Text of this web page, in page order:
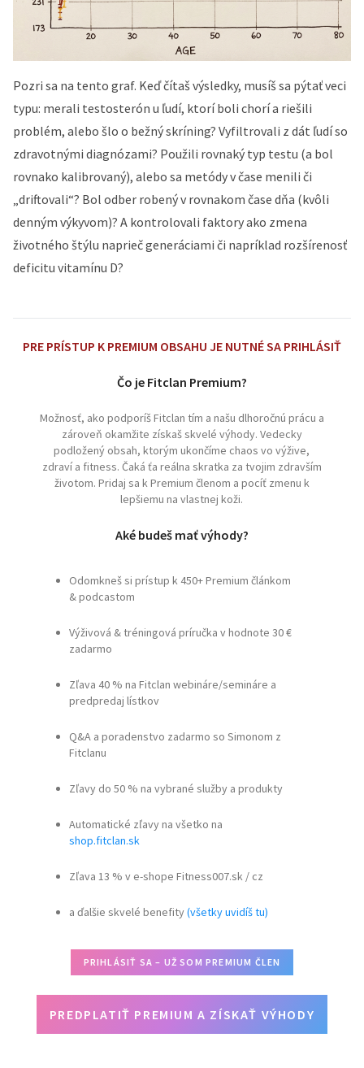
Pozri sa na tento graf. Keď čítaš výsledky, musíš sa pýtať veci
typu: merali testosterón u ľudí, ktorí boli chorí a riešili
problém, alebo šlo o bežný skríning? Vyfiltrovali z dát ľudí so
zdravotnými diagnózami? Použili rovnaký typ testu (a bol
rovnako kalibrovaný), alebo sa metódy v čase menili či
„driftovali“? Bol odber robený v rovnakom čase dňa (kvôli
denným výkyvom)? A kontrolovali faktory ako zmena
životného štýlu naprieč generáciami či napríklad rozšírenosť
deficitu vitamínu D?
PRE PRÍSTUP K PREMIUM OBSAHU JE NUTNÉ SA PRIHLÁSIŤ
Čo je Fitclan Premium?
Možnosť, ako podporíš Fitclan tím a našu dlhoročnú prácu a
zároveň okamžite získaš skvelé výhody. Vedecky
podložený obsah, ktorým ukončíme chaos vo výžive,
zdraví a fitness. Čaká ťa reálna skratka za tvojim zdravším
životom. Pridaj sa k Premium členom a pocíť zmenu k
lepšiemu na vlastnej koži.
Aké budeš mať výhody?
Odomkneš si prístup k 450+ Premium článkom
& podcastom
Výživová & tréningová príručka v hodnote 30 €
zadarmo
Zľava 40 % na Fitclan webináre/semináre a
predpredaj lístkov
Q&A a poradenstvo zadarmo so Simonom z
Fitclanu
Zľavy do 50 % na vybrané služby a produkty
Automatické zľavy na všetko na
shop.fitclan.sk
Zľava 13 % v e-shope Fitness007.sk / cz
a ďalšie skvelé benefity(všetky uvidíš tu)
PRIHLÁSIŤ SA – UŽ SOM PREMIUM ČLEN
PREDPLATIŤ PREMIUM A ZÍSKAŤ VÝHODY